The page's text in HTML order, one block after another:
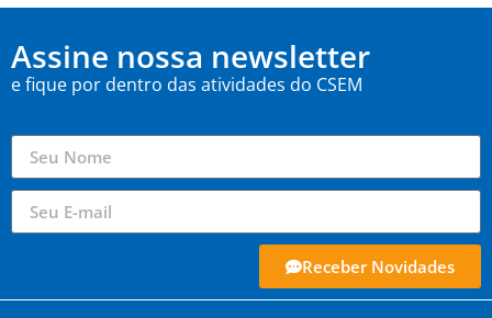
Assine nossa newsletter
e fique por dentro das atividades do CSEM
Receber Novidades